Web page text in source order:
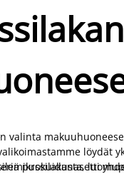
valinta
löydät
pussilakanasetti